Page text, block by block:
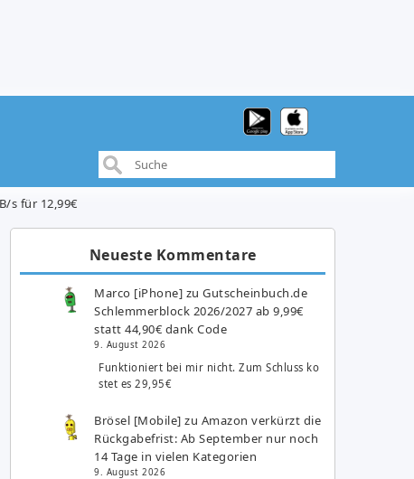
s für 12,99€
Neueste Kommentare
Marco [iPhone] zuGutscheinbuch.de
Schlemmerblock 2026/2027 ab 9,99€
statt 44,90€ dank Code
9. August 2026
Funktioniert bei mir nicht. Zum Schluss ko
stet es 29,95€
Brösel [Mobile] zu Amazon verkürzt die
Rückgabefrist: Ab September nur noch
14 Tage in vielen Kategorien
9. August 2026